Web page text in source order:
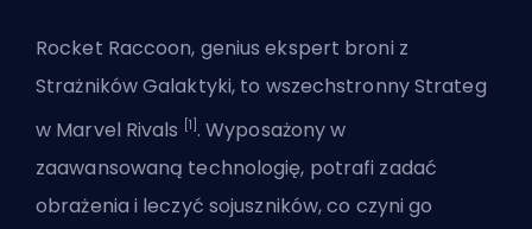
Rocket Raccoon, genius ekspert broni z
Strażników Galaktyki, to wszechstronnyStrateg
w Marvel Rivals [1] . Wyposażony w
zaawansowaną technologię, potrafi zadać
obrażenia i leczyć sojuszników, co czyni go